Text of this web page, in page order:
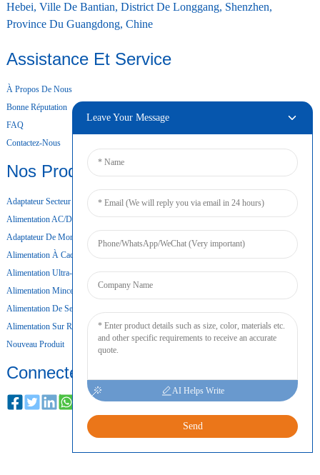
Hebei, Ville De Bantian, District De Longgang, Shenzhen,
Province Du Guangdong, Chine
Assistance Et Service
À Propos De Nous
Bonne Réputation
FAQ
Contactez-Nous
Nos Produits
Adaptateur Secteur De Bureau
Alimentation AC/DC
Adaptateur De Montage Mural
Alimentation À Cadre Ouvert
Alimentation Ultra-Mince
Alimentation Mince
Alimentation De Secours Par Batterie
Alimentation Sur Rail DIN
Nouveau Produit
Connecter
Leave Your Message
AI Helps Write
Send